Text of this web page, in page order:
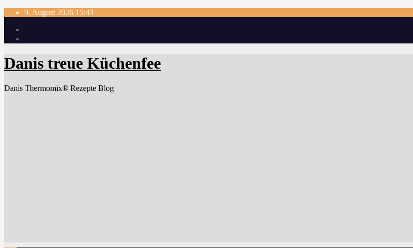
Skip
content
9. August 2026 15:43
Danis treue Küchenfee
Danis Thermomix® Rezepte Blog